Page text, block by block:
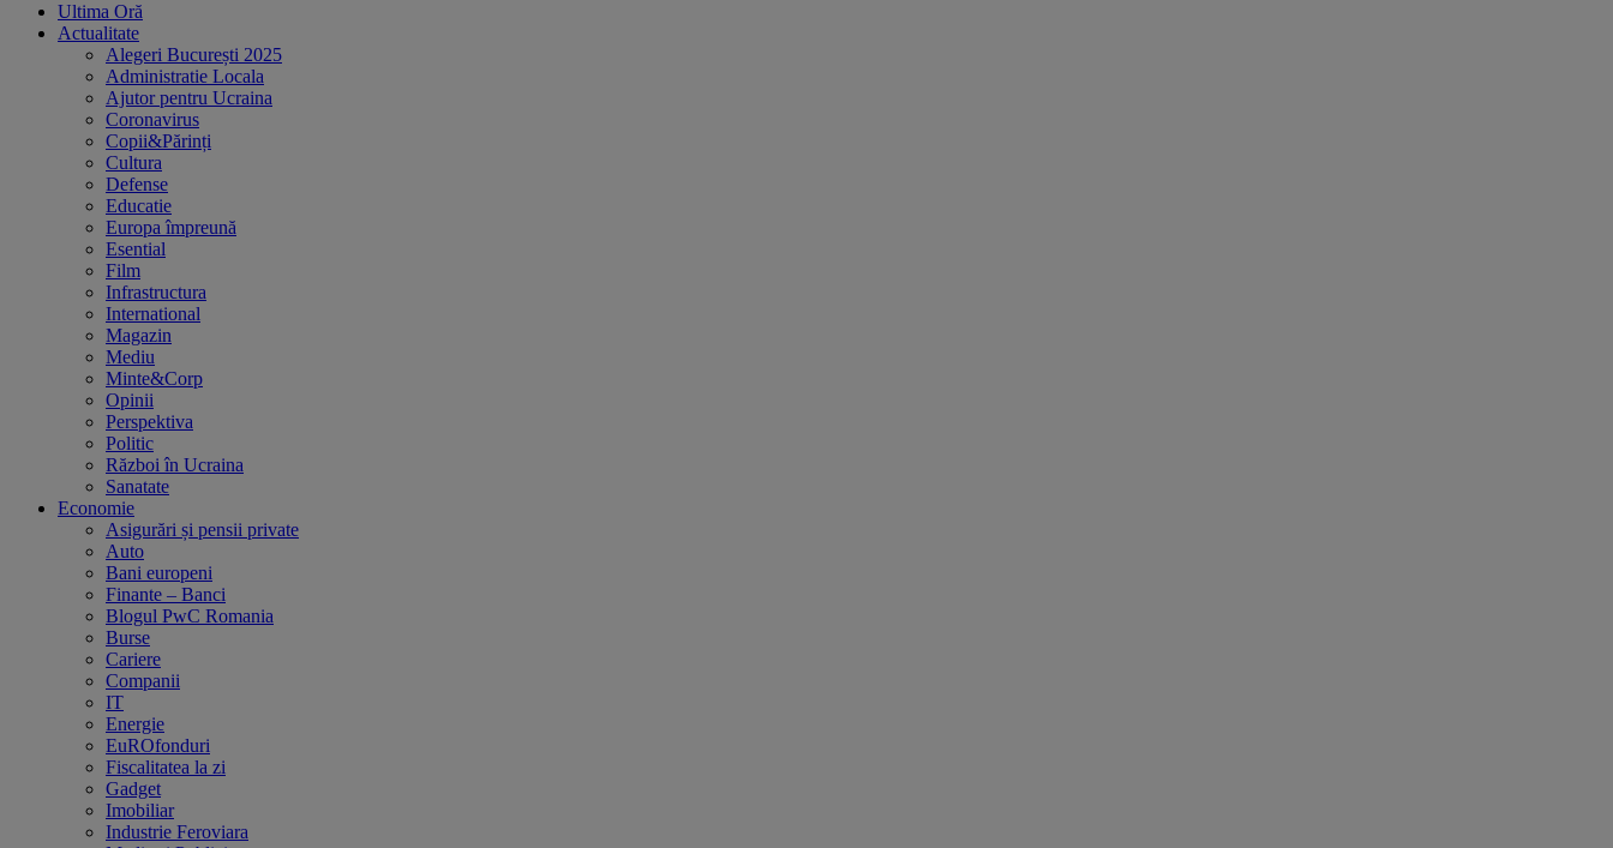
Ultima Oră
Actualitate
Alegeri București 2025
Administratie Locala
Ajutor pentru Ucraina
Coronavirus
Copii&Părinți
Cultura
Defense
Educatie
Europa împreună
Esential
Film
Infrastructura
International
Magazin
Mediu
Minte&Corp
Opinii
Perspektiva
Politic
Război în Ucraina
Sanatate
Economie
Asigurări și pensii private
Auto
Bani europeni
Finante – Banci
Blogul PwC Romania
Burse
Cariere
Companii
IT
Energie
EuROfonduri
Fiscalitatea la zi
Gadget
Imobiliar
Industrie Feroviara